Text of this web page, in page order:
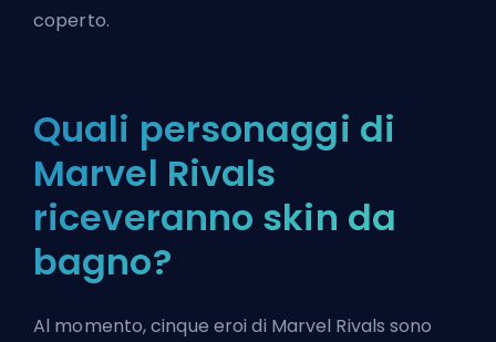
coperto.
Quali personaggi di
Marvel Rivals
riceveranno skin da
bagno?
Al momento, cinque eroi di Marvel Rivals sono